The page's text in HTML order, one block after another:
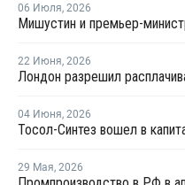
06 Июля, 2026
22 Июня, 2026
04 Июня, 2026
29 Мая, 2026